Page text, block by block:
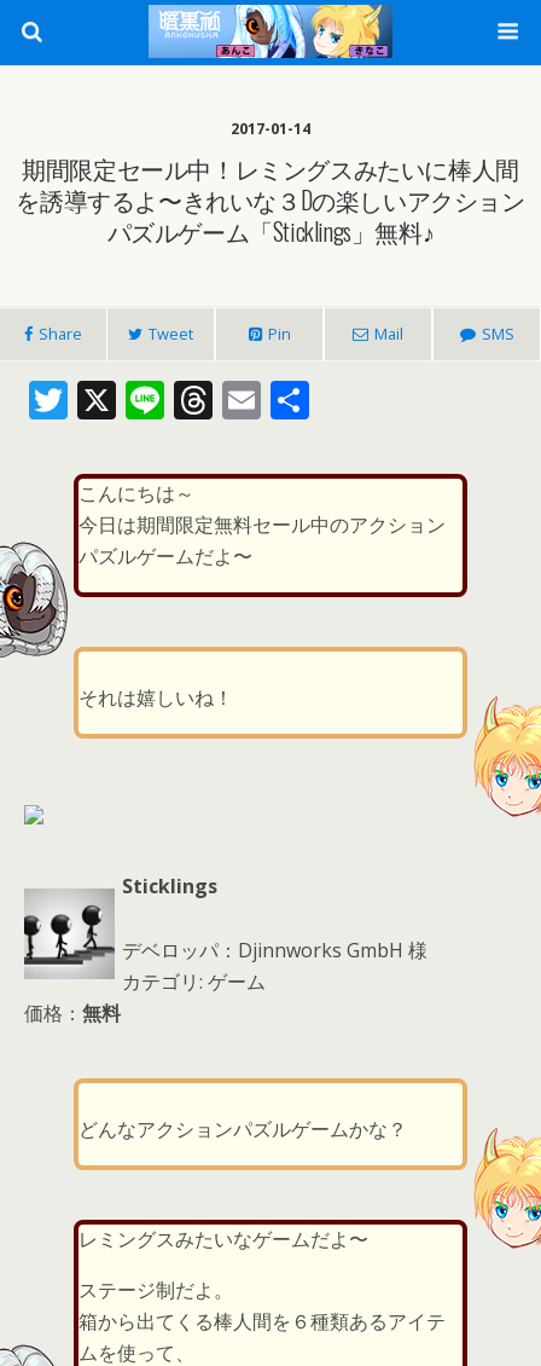
2017-01-14
期間限定セール中！レミングスみたいに棒人間
を誘導するよ〜きれいな３Dの楽しいアクション
パズルゲーム「Sticklings」無料♪
Share Tweet Pin Mail SMS
T
itt
er
X Li
e
T
re
a
d
s
E
ai
l
こんにちは～
今日は期間限定無料セール中のアクション
パズルゲームだよ〜
それは嬉しいね！
Sticklings
デベロッパ：Djinnworks GmbH 様
カテゴリ: ゲーム
価格： 無料
どんなアクションパズルゲームかな？
レミングスみたいなゲームだよ〜
ステージ制だよ。
箱から出てくる棒人間を６種類あるアイテ
ムを使って、